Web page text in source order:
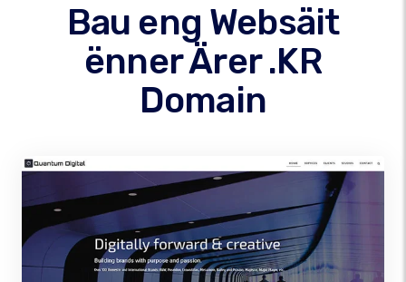
Bau eng Websäit
ënner Ärer .KR
Domain